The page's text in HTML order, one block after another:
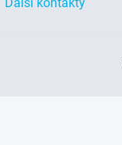
Další kontakty